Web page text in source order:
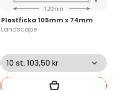
Plastficka 105mm x 74mm
Landscape